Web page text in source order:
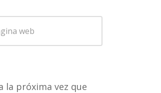
la próxima vez que